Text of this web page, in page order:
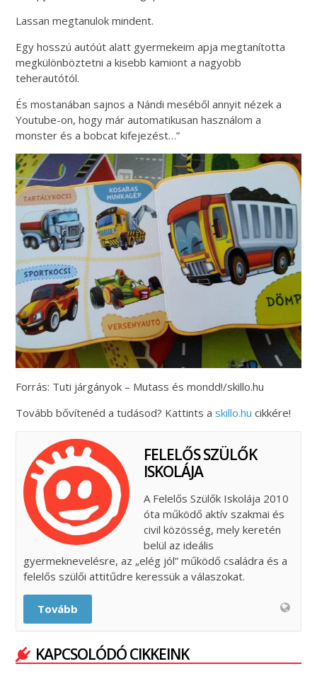
Lassan megtanulok mindent.
Egy hosszú autóút alatt gyermekeim apja megtanította
megkülönböztetni a kisebb kamiont a nagyobb
teherautótól.
És mostanában sajnos a Nándi meséből annyit nézek a
Youtube-on, hogy már automatikusan használom a
monster és a bobcat kifejezést…”
Forrás: Tuti járgányok – Mutass és mondd!/skillo.hu
Tovább bővítenéd a tudásod? Kattints askillo.hu cikkére!
FELELŐS SZÜLŐK
ISKOLÁJA
A Felelős Szülők Iskolája 2010
óta működő aktív szakmai és
civil közösség, mely keretén
belül az ideális
gyermeknevelésre, az „elég jól” működő családra és a
felelős szülői attitűdre keressük a válaszokat.
Tovább
KAPCSOLÓDÓ CIKKEINK